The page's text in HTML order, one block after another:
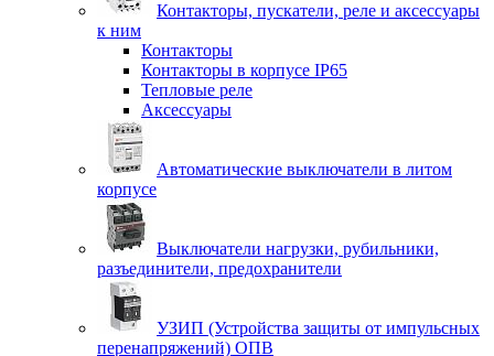
Контакторы, пускатели, реле и аксессуары
к ним
Контакторы
Контакторы в корпусе IP65
Тепловые реле
Аксессуары
Автоматические выключатели в литом
корпусе
Выключатели нагрузки, рубильники,
разъединители, предохранители
УЗИП (Устройства защиты от импульсных
перенапряжений) ОПВ